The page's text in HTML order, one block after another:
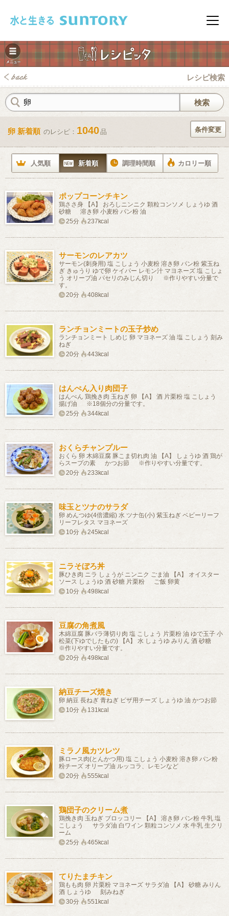
メニ
レシピ検索
卵 新着順 のレシピ： 1040品 条件変更
人気順 新着順 調理時間順 カロリー順
ポップコーンチキン
鶏ささ身 【A】 おろしニンニク 顆粒コンソメ しょうゆ 酒
砂糖 溶き卵 小麦粉 パン粉 油
25分
237kcal
サーモンのレアカツ
サーモン(刺身用) 塩 こしょう 小麦粉 溶き卵 パン粉 紫玉ね
ぎ きゅうり ゆで卵 ケイパー レモン汁 マヨネーズ 塩 こしょ
う オリーブ油 パセリのみじん切り ※作りやすい分量で
す。
20分
408kcal
ランチョンミートの玉子炒め
ランチョンミート しめじ 卵 マヨネーズ 油 塩 こしょう 刻み
ねぎ
20分
443kcal
はんぺん入り肉団子
はんぺん 鶏挽き肉 玉ねぎ 卵 【A】 酒 片栗粉 塩 こしょう
揚げ油 ※18個分の分量です。
25分
344kcal
おくらチャンプルー
おくら 卵 木綿豆腐 豚こま切れ肉 油 【A】 しょうゆ 酒 鶏が
らスープの素 かつお節 ※作りやすい分量です。
20分
233kcal
味玉とツナのサラダ
卵 めんつゆ(4倍濃縮) 水 ツナ缶(小) 紫玉ねぎ ベビーリーフ
リーフレタス マヨネーズ
10分
245kcal
ニラそぼろ丼
豚ひき肉 ニラ しょうが ニンニク ごま油 【A】 オイスター
ソース しょうゆ 酒 砂糖 片栗粉 ご飯 卵黄
10分
498kcal
豆腐の角煮風
木綿豆腐 豚バラ薄切り肉 塩 こしょう 片栗粉 油 ゆで玉子 小
松菜(下ゆでしたもの) 【A】 水 しょうゆ みりん 酒 砂糖
※作りやすい分量です。
20分
498kcal
納豆チーズ焼き
卵 納豆 長ねぎ 青ねぎ ピザ用チーズ しょうゆ 油 かつお節
10分
131kcal
ミラノ風カツレツ
豚ロース肉(とんかつ用) 塩 こしょう 小麦粉 溶き卵 パン粉
粉チーズ オリーブ油 ルッコラ、レモンなど
20分
555kcal
鶏団子のクリーム煮
鶏挽き肉 玉ねぎ ブロッコリー 【A】 溶き卵 パン粉 牛乳 塩
こしょう サラダ油 白ワイン 顆粒コンソメ 水 牛乳 生クリ
ーム
25分
465kcal
てりたまチキン
鶏もも肉 卵 片栗粉 マヨネーズ サラダ油 【A】 砂糖 みりん
酒 しょうゆ 刻みねぎ
30分
551kcal